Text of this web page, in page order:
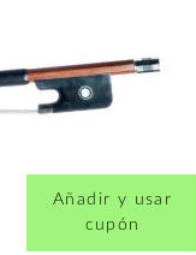
Añadir y usar
cupón